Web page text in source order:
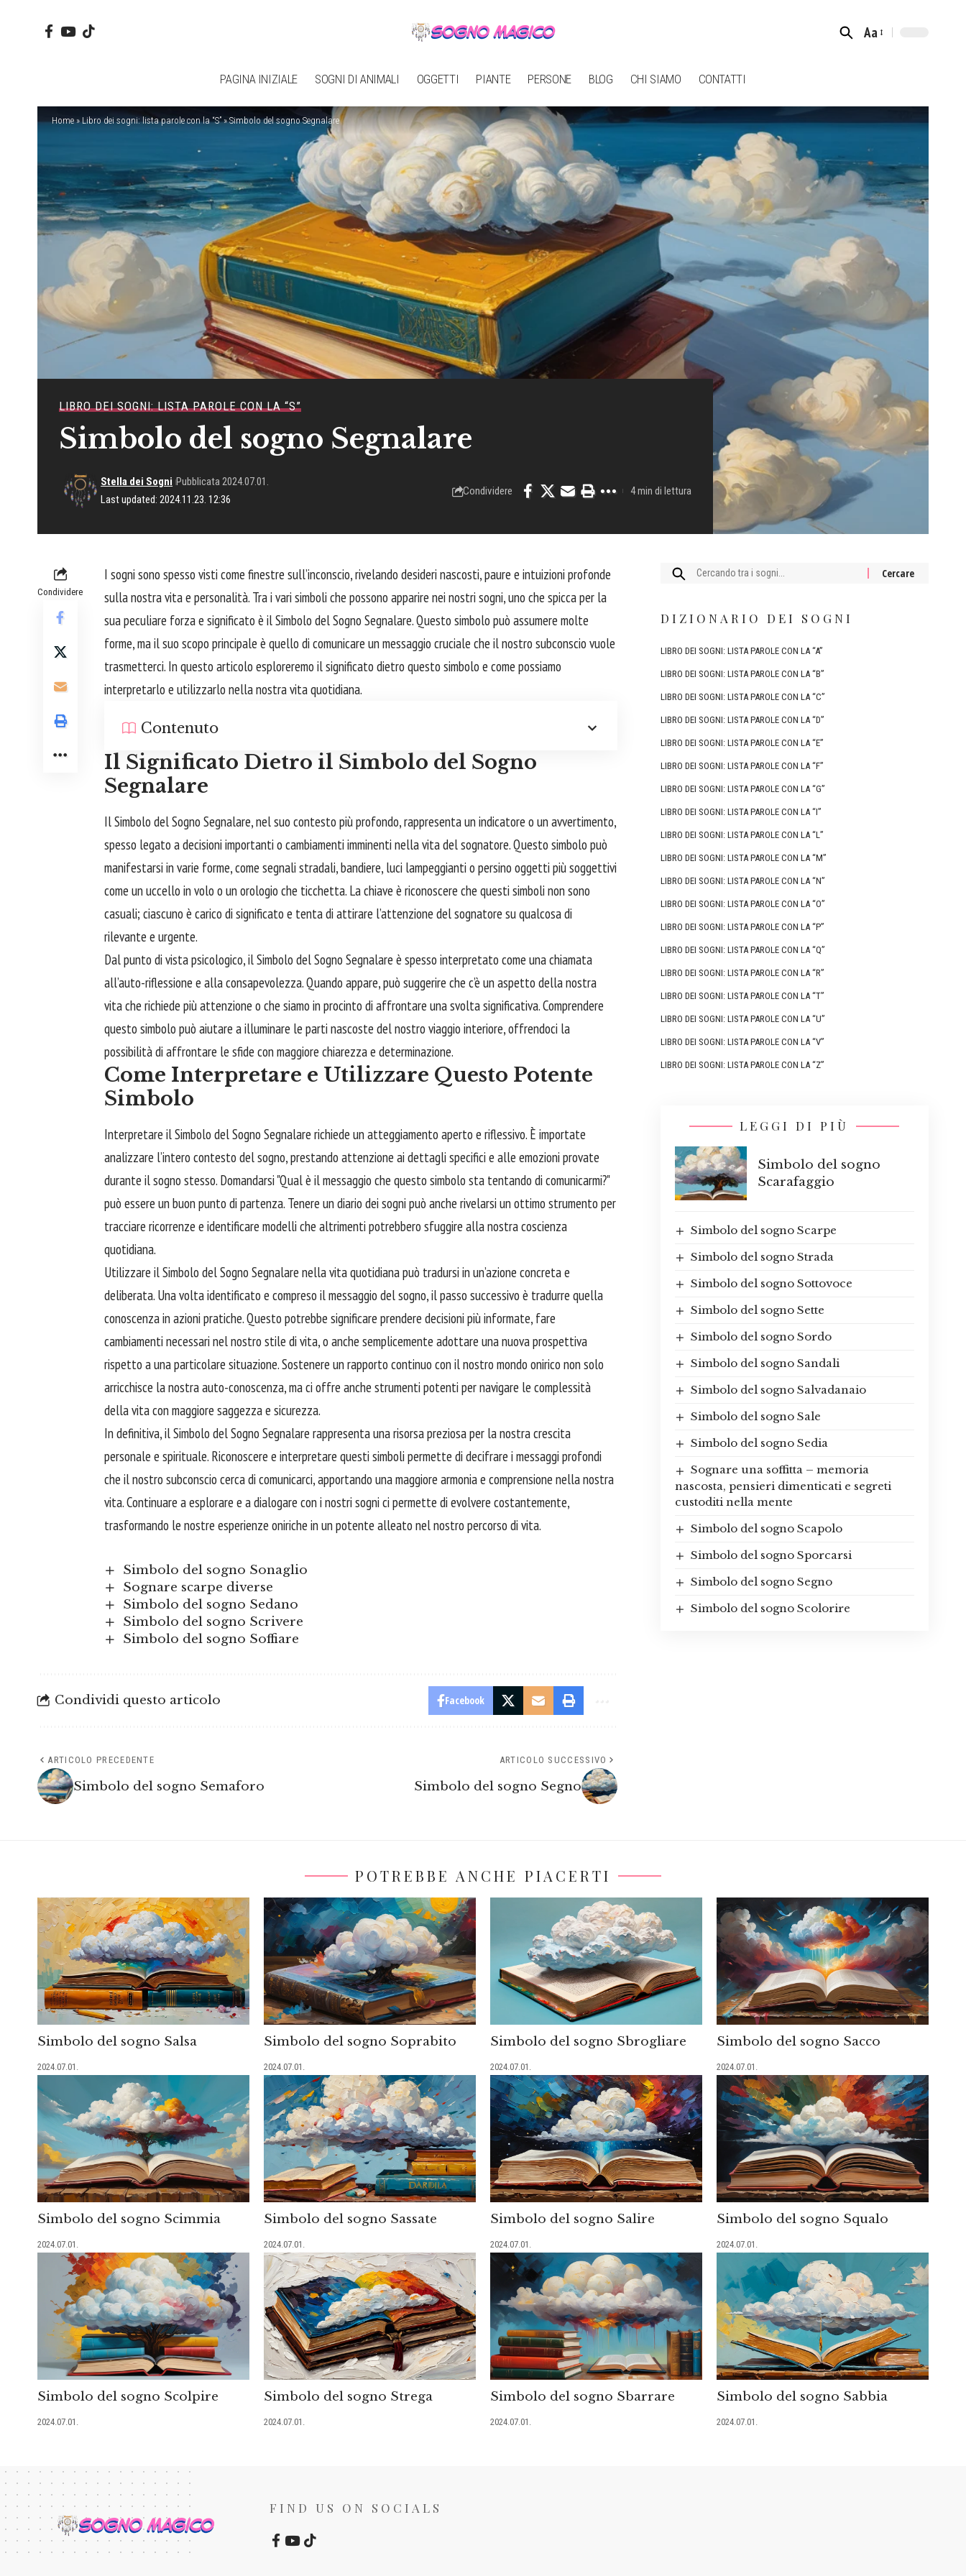
Font
Aa
PAGINA INIZIALE SOGNI DI ANIMALI OGGETTI PIANTE PERSONE BLOG CHI SIAMO CONTATTI
Home»Libro dei sogni: lista parole con la “S”»Simbolo del sogno Segnalare
LIBRO DEI SOGNI: LISTA PAROLE CON LA “S”
Simbolo del sogno Segnalare
Last updated: 2024.11.23. 12:36
Stella dei Sogni Pubblicata 2024.07.01.
Condividere 4 min di lettura
Condividere
I sogni sono spesso visti come finestre sull’inconscio, rivelando desideri nascosti, paure e intuizioni profonde
sulla nostra vita e personalità. Tra i vari simboli che possono apparire nei nostri sogni, uno che spicca per la
sua peculiare forza e significato è il Simbolo del Sogno Segnalare. Questo simbolo può assumere molte
forme, ma il suo scopo principale è quello di comunicare un messaggio cruciale che il nostro subconscio vuole
trasmetterci. In questo articolo esploreremo il significato dietro questo simbolo e come possiamo
interpretarlo e utilizzarlo nella nostra vita quotidiana.
Contenuto
Il Significato Dietro il Simbolo del Sogno
Segnalare
Il Simbolo del Sogno Segnalare, nel suo contesto più profondo, rappresenta un indicatore o un avvertimento,
spesso legato a decisioni importanti o cambiamenti imminenti nella vita del sognatore. Questo simbolo può
manifestarsi in varie forme, come segnali stradali, bandiere, luci lampeggianti o persino oggetti più soggettivi
come un uccello in volo o un orologio che ticchetta. Lachiave è riconoscere che questi simboli non sono
casuali; ciascuno è carico di significato e tenta di attirare l’attenzione del sognatore su qualcosa di
rilevante e urgente.
Dal punto di vista psicologico, il Simbolo del Sogno Segnalare è spesso interpretato come una chiamata
all’auto-riflessione e alla consapevolezza. Quando appare, può suggerire che c’è un aspetto della nostra
vita che richiede più attenzione o che siamo in procinto diaffrontare una svolta significativa. Comprendere
questo simbolo può aiutare a illuminare le parti nascoste del nostro viaggio interiore, offrendoci la
possibilità di affrontare le sfide con maggiore chiarezza e determinazione.
Come Interpretare e Utilizzare Questo Potente
Simbolo
Interpretare il Simbolo del Sogno Segnalare richiede un atteggiamento aperto e riflessivo. È importate
analizzare l’intero contesto del sogno, prestando attenzione ai dettagli specifici e alle emozioni provate
durante il sogno stesso. Domandarsi "Qual è il messaggio che questo simbolo sta tentando di comunicarmi?"
può essere un buon punto di partenza. Tenere undiario dei sogni può anche rivelarsi un ottimo strumento per
tracciare ricorrenze e identificare modelli che altrimenti potrebbero sfuggire alla nostra coscienza
quotidiana.
Utilizzare il Simbolo del Sogno Segnalare nella vita quotidiana può tradursi in un’azione concreta e
deliberata. Una volta identificato e compreso il messaggio del sogno, il passo successivo è tradurre quella
conoscenza in azioni pratiche. Questo potrebbe significare prendere decisioni più informate, fare
cambiamenti necessari nel nostro stile di vita, o anche semplicemente adottare una nuova prospettiva
rispetto a una particolare situazione. Sostenere un rapporto continuo con il nostro mondo onirico non solo
arricchisce la nostra auto-conoscenza, ma ci offre anche strumenti potenti per navigare le complessità
della vita con maggiore saggezza e sicurezza.
In definitiva, il Simbolo del Sogno Segnalare rappresenta una risorsa preziosa per la nostra crescita
personale e spirituale. Riconoscere e interpretare questi simboli permette di decifrare i messaggi profondi
che il nostro subconscio cerca di comunicarci, apportando una maggiore armonia e comprensione nella nostra
vita. Continuare a esplorare e a dialogare con i nostri sogni ci permette di evolvere costantemente,
trasformando le nostre esperienze oniriche in un potente alleato nel nostro percorso di vita.
Simbolo del sogno Sonaglio
Sognare scarpe diverse
Simbolo del sogno Sedano
Simbolo del sogno Scrivere
Simbolo del sogno Soffiare
Condividi questo articolo Facebook
ARTICOLO PRECEDENTE
Simbolo del sogno Semaforo
ARTICOLO SUCCESSIVO
Simbolo del sogno Segno
Cercare:
DIZIONARIO DEI SOGNI
LIBRO DEI SOGNI: LISTA PAROLE CON LA “A”
LIBRO DEI SOGNI: LISTA PAROLE CON LA “B”
LIBRO DEI SOGNI: LISTA PAROLE CON LA “C”
LIBRO DEI SOGNI: LISTA PAROLE CON LA “D”
LIBRO DEI SOGNI: LISTA PAROLE CON LA “E”
LIBRO DEI SOGNI: LISTA PAROLE CON LA “F”
LIBRO DEI SOGNI: LISTA PAROLE CON LA “G”
LIBRO DEI SOGNI: LISTA PAROLE CON LA “I”
LIBRO DEI SOGNI: LISTA PAROLE CON LA “L”
LIBRO DEI SOGNI: LISTA PAROLE CON LA “M”
LIBRO DEI SOGNI: LISTA PAROLE CON LA “N”
LIBRO DEI SOGNI: LISTA PAROLE CON LA “O”
LIBRO DEI SOGNI: LISTA PAROLE CON LA “P”
LIBRO DEI SOGNI: LISTA PAROLE CON LA “Q”
LIBRO DEI SOGNI: LISTA PAROLE CON LA “R”
LIBRO DEI SOGNI: LISTA PAROLE CON LA “T”
LIBRO DEI SOGNI: LISTA PAROLE CON LA “U”
LIBRO DEI SOGNI: LISTA PAROLE CON LA “V”
LIBRO DEI SOGNI: LISTA PAROLE CON LA “Z”
LEGGI DI PIÙ
Simbolo del sogno
Scarafaggio
Simbolo del sogno Scarpe
Simbolo del sogno Strada
Simbolo del sogno Sottovoce
Simbolo del sogno Sette
Simbolo del sogno Sordo
Simbolo del sogno Sandali
Simbolo del sogno Salvadanaio
Simbolo del sogno Sale
Simbolo del sogno Sedia
Sognare una soffitta – memoria
nascosta, pensieri dimenticati e segreti
custoditi nella mente
Simbolo del sogno Scapolo
Simbolo del sogno Sporcarsi
Simbolo del sogno Segno
Simbolo del sogno Scolorire
POTREBBE ANCHE PIACERTI
Simbolo del sogno Salsa
2024.07.01.
Simbolo del sogno Soprabito
2024.07.01.
Simbolo del sogno Sbrogliare
2024.07.01.
Simbolo del sogno Sacco
2024.07.01.
Simbolo del sogno Scimmia
2024.07.01.
Simbolo del sogno Sassate
2024.07.01.
Simbolo del sogno Salire
2024.07.01.
Simbolo del sogno Squalo
2024.07.01.
Simbolo del sogno Scolpire
2024.07.01.
Simbolo del sogno Strega
2024.07.01.
Simbolo del sogno Sbarrare
2024.07.01.
Simbolo del sogno Sabbia
2024.07.01.
FIND US ON SOCIALS